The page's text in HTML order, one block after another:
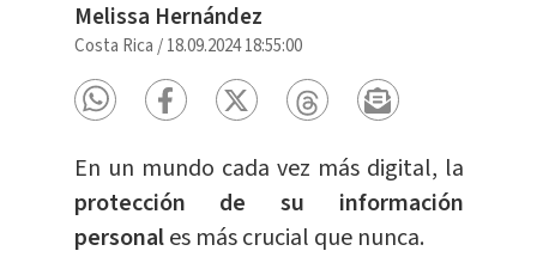
Melissa Hernández
Costa Rica /18.09.2024 18:55:00
En un mundo cada vez más digital, la
protección de su información
personales más crucial que nunca.